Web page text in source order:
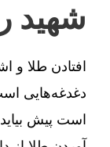
شهید
افتادن طلا و
دغدغه‌هایی
است پیش